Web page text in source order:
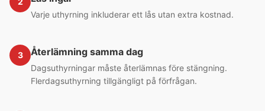
Varje uthyrning inkluderar ett lås utan extra kostnad.
3 Återlämning samma dag
Dagsuthyrningar måste återlämnas före stängning.
Flerdagsuthyrning tillgängligt på förfrågan.